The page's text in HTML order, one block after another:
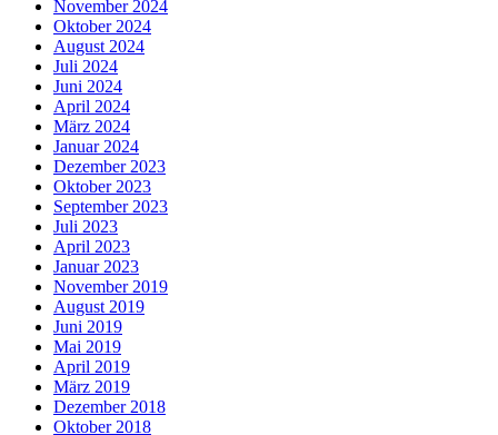
November 2024
Oktober 2024
August 2024
Juli 2024
Juni 2024
April 2024
März 2024
Januar 2024
Dezember 2023
Oktober 2023
September 2023
Juli 2023
April 2023
Januar 2023
November 2019
August 2019
Juni 2019
Mai 2019
April 2019
März 2019
Dezember 2018
Oktober 2018